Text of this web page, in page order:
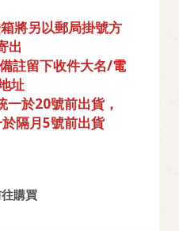
將另以郵局掛號方
出
註留下收件大名/電
址
於20號前出貨，
隔月5號前出貨
購買